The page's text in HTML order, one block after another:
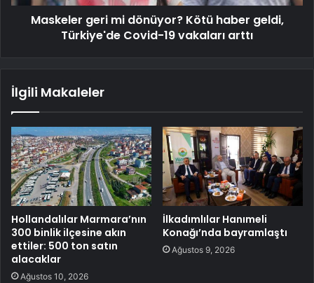
Maskeler geri mi dönüyor? Kötü haber geldi,
Türkiye'de Covid-19 vakaları arttı
İlgili Makaleler
Hollandalılar Marmara’nın
300 binlik ilçesine akın
ettiler: 500 ton satın
alacaklar
Ağustos 10, 2026
İlkadımlılar Hanımeli
Konağı’nda bayramlaştı
Ağustos 9, 2026